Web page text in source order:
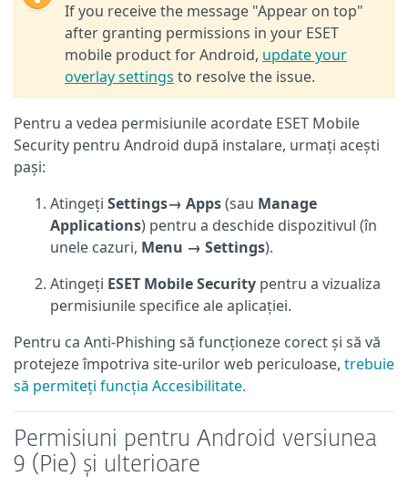
If you receive the message "Appear on top"
after granting permissions in your ESET
mobile product for Android, update your
overlay settings to resolve the issue.
Pentru a vedea permisiunile acordate ESET Mobile
Security pentru Android după instalare, urmați acești
pași:
Atingeți Settings→ Apps(sau Manage
Applications) pentru a deschide dispozitivul (în
unele cazuri, Menu → Settings).
Atingeți ESET Mobile Security pentru a vizualiza
permisiunile specifice ale aplicației.
Pentru ca Anti-Phishing să funcționeze corect și să vă
protejeze împotriva site-urilor web periculoase, trebuie
să permiteți funcția Accesibilitate.
Permisiuni pentru Android versiunea
9 (Pie) și ulterioare